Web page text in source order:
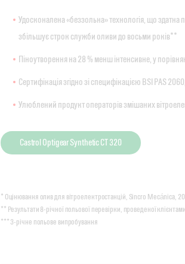
Удосконалена «беззольна» технологія, що здатна
збільшує строк служби оливи до восьми років**
Піноутворення на 28 % менш інтенсивне, у
Сертифікація згідно зі специфікацією BSI PAS
Улюблений продукт операторів змішаних
Castrol Optigear Synthetic CT 320
* Оцінювання олив для вітроелектростанцій, Sincro Mecánica,
** Результати 8-річної польової перевірки, проведеної
*** 3-річне польове випробування